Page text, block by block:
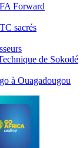
Forward
sacrés
de Sokodé
à Ouagadougou